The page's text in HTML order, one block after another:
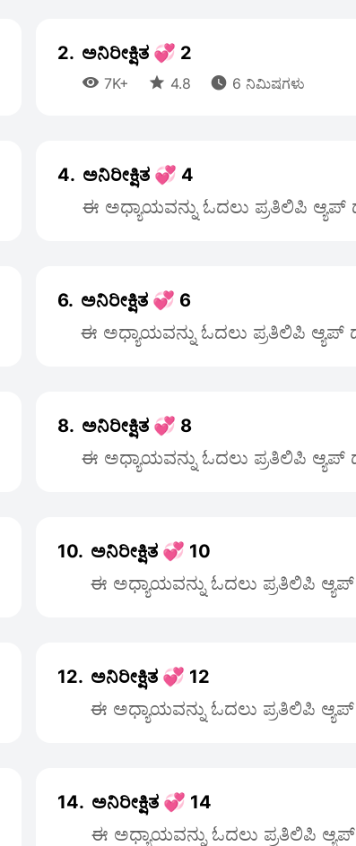
2. ಅನಿರೀಕ್ಷಿತ 💞 2
 7K+  4.8  6 ನಿಮಿಷಗಳು
4. ಅನಿರೀಕ್ಷಿತ 💞 4
ಈ ಅಧ್ಯಾಯವನ್ನು ಓದಲು ಪ್ರತಿಲಿಪಿ
6. ಅನಿರೀಕ್ಷಿತ 💞 6
ಈ ಅಧ್ಯಾಯವನ್ನು ಓದಲು ಪ್ರತಿಲಿಪಿ
8. ಅನಿರೀಕ್ಷಿತ 💞 8
ಈ ಅಧ್ಯಾಯವನ್ನು ಓದಲು ಪ್ರತಿಲಿಪಿ
10. ಅನಿರೀಕ್ಷಿತ 💞 10
ಈ ಅಧ್ಯಾಯವನ್ನು ಓದಲು ಪ್ರತಿಲಿಪಿ
12. ಅನಿರೀಕ್ಷಿತ 💞 12
ಈ ಅಧ್ಯಾಯವನ್ನು ಓದಲು ಪ್ರತಿಲಿಪಿ
14. ಅನಿರೀಕ್ಷಿತ 💞 14
ಈ ಅಧ್ಯಾಯವನ್ನು ಓದಲು ಪ್ರತಿಲಿಪಿ